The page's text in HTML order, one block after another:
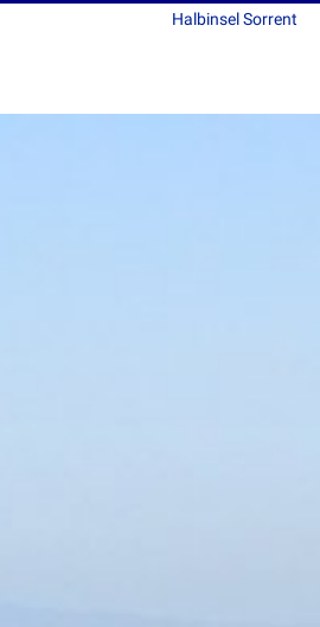
Halbinsel Sorrent